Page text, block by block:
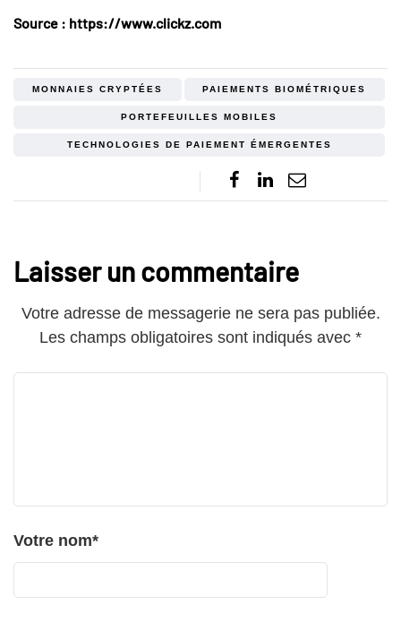
Source : https://www.clickz.com
MONNAIES CRYPTÉES PAIEMENTS BIOMÉTRIQUES
PORTEFEUILLES MOBILES
TECHNOLOGIES DE PAIEMENT ÉMERGENTES
Laisser un commentaire
Votre adresse de messagerie ne sera pas publiée.
Les champs obligatoires sont indiqués avec *
Votre nom*